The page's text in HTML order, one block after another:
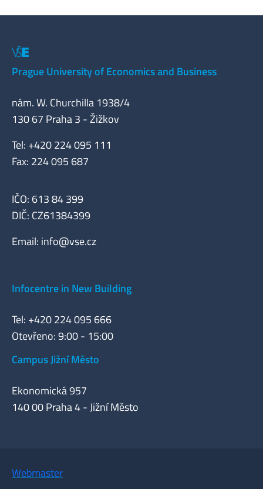
Prague University of Economics and Business
nám. W. Churchilla 1938/4
130 67 Praha 3 - Žižkov
Tel: +420 224 095 111
Fax: 224 095 687
IČO: 613 84 399
DIČ: CZ61384399
Email: info@vse.cz
Infocentre in New Building
Tel: +420 224 095 666
Otevřeno: 9:00 - 15:00
Campus Jižní Město
Ekonomická 957
140 00 Praha 4 - Jižní Město
Webmaster